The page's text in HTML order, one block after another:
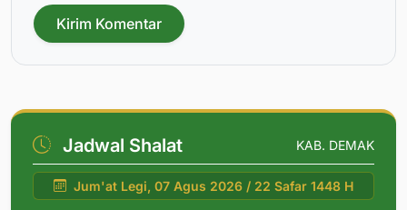
Kirim Komentar
Jadwal Shalat KAB. DEMAK
Jum'at Legi, 07 Agus 2026 / 22 Safar 1448 H